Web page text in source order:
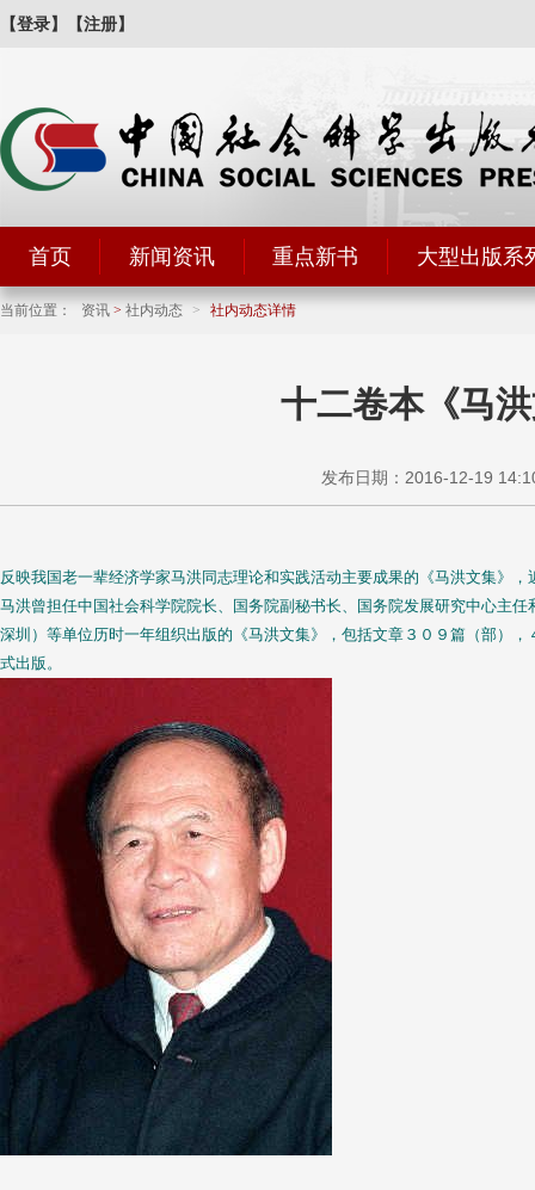
【登录】 【注册】
首页 新闻资讯 重点新书 大型出版系
当前位置： 资讯 > 社内动态 > 社内动态详情
十二卷本《马
发布日期：2016-12-19
反映我国老一辈经济学家马洪同志理论和实践活动主要成果的《马洪文集》
马洪曾担任中国社会科学院院长、国务院副秘书长、国务院发展研究中心主
深圳）等单位历时一年组织出版的《马洪文集》，包括文章３０９篇（部）
式出版。